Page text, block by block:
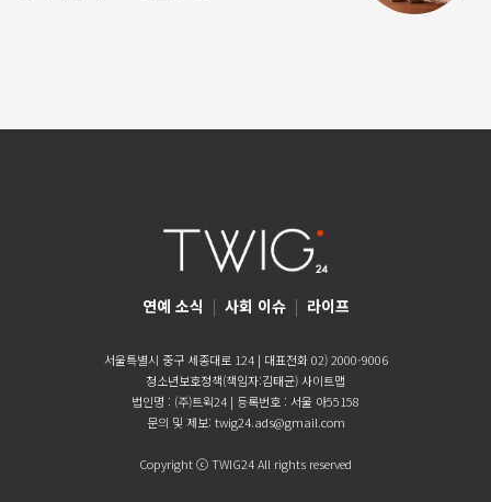
연예 소식 | 사회 이슈 | 라이프
서울특별시 중구 세종대로 124 | 대표전화 02) 2000-9006
청소년보호정책(책임자:김태균)사이트맵
법인명 : (주)트윅24 | 등록번호 : 서울 아55158
문의 및 제보: twig24.ads@gmail.com
Copyright ⓒ TWIG24 All rights reserved